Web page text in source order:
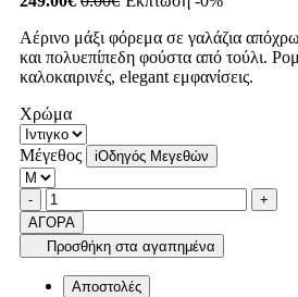
Αέρινο μάξι φόρεμα σε γαλάζια
και πολυεπίπεδη φούστα από τούλι.
καλοκαιρινές, elegant εμφανίσεις.
Χρώμα
Μέγεθος iΟδηγός Μεγεθών
Ποσότητα
-product.increase.quantity +
ΑΓΟΡΑ
Προσθήκη στα αγαπημένα
Αποστολές